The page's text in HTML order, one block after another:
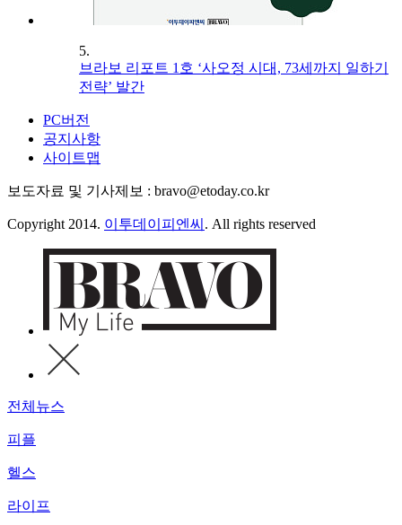
5.
브라보 리포트 1호 ‘사오정 시대, 73세까지 일하기
전략’ 발간
PC버전
공지사항
사이트맵
보도자료 및 기사제보 : bravo@etoday.co.kr
Copyright 2014. 이투데이피엔씨 . All rights reserved
전체뉴스
피플
헬스
라이프